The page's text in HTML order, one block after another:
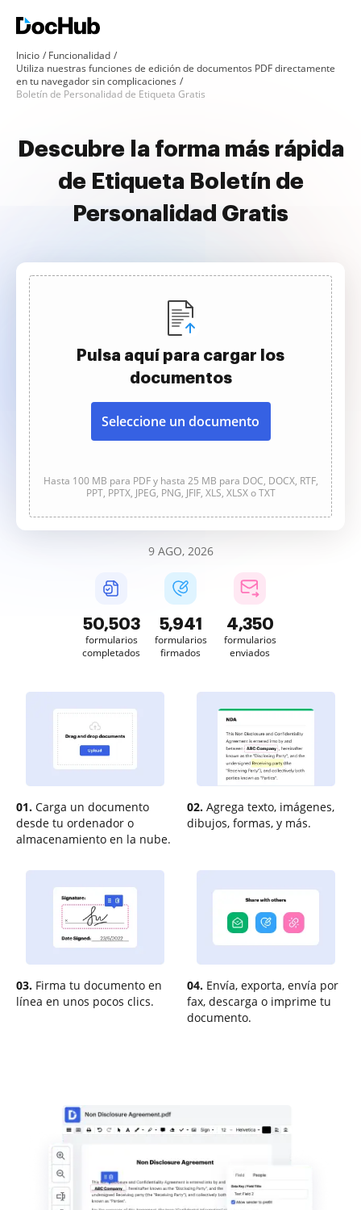
Inicio
Funcionalidad
Utiliza nuestras funciones de edición de documentos PDF directamente
en tu navegador sin complicaciones
Boletín de Personalidad de Etiqueta Gratis
Descubre la forma más rápida
de Etiqueta Boletín de
Personalidad Gratis
Pulsa aquí para cargar los
documentos
Seleccione un documento
Hasta 100 MB para PDF y hasta 25 MB para DOC, DOCX, RTF,
PPT, PPTX, JPEG, PNG, JFIF, XLS, XLSX o TXT
9 AGO, 2026
50,503
formularios
completados
5,941
formularios
firmados
4,350
formularios
enviados
01. Carga un documento
desde tu ordenador o
almacenamiento en la nube.
02. Agrega texto, imágenes,
dibujos, formas, y más.
03. Firma tu documento en
línea en unos pocos clics.
04. Envía, exporta, envía por
fax, descarga o imprime tu
documento.